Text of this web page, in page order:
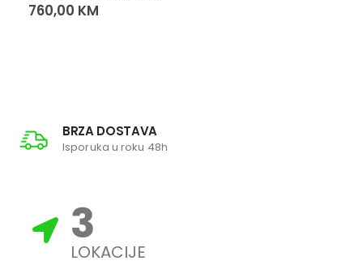
760,00 KM
BRZA DOSTAVA
Isporuka u roku 48h
3
LOKACIJE